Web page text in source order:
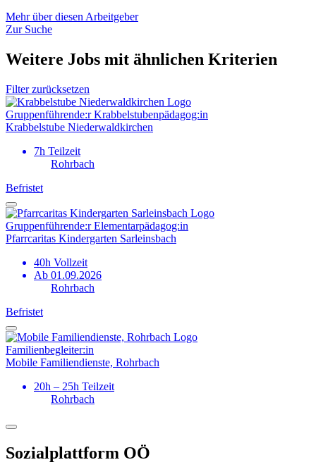
Mehr über diesen Arbeitgeber
Zur Suche
Weitere Jobs mit ähnlichen Kriterien
Filter zurücksetzen
Gruppen­­­­führende:r Krabbelstuben­­­­pädagog:in
Krabbelstube Niederwaldkirchen
7h Teilzeit
Rohrbach
Befristet
Gruppen­führende:r Elementar­pädagog:in
Pfarrcaritas Kindergarten Sarleinsbach
40h Vollzeit
Ab 01.09.2026
Rohrbach
Befristet
Familien­begleiter:in
Mobile Familiendienste, Rohrbach
20h – 25h Teilzeit
Rohrbach
Sozialplattform OÖ